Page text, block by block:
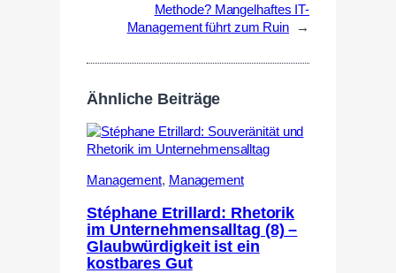
Methode? Mangelhaftes IT-
Management führt zum Ruin
→
Ähnliche Beiträge
Management, Management
Stéphane Etrillard: Rhetorik
im Unternehmensalltag (8) –
Glaubwürdigkeit ist ein
kostbares Gut